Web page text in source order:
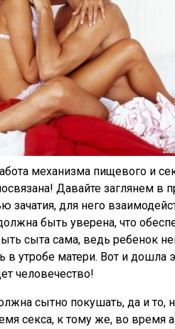
механизма пищевого и
Давайте заглянем в
зачатия, для него
быть уверена, что
сыта сама, ведь ребенок
в утробе матери. Вот и дошла
человечество!
сытно покушать, да и то,
секса, к тому же, во время